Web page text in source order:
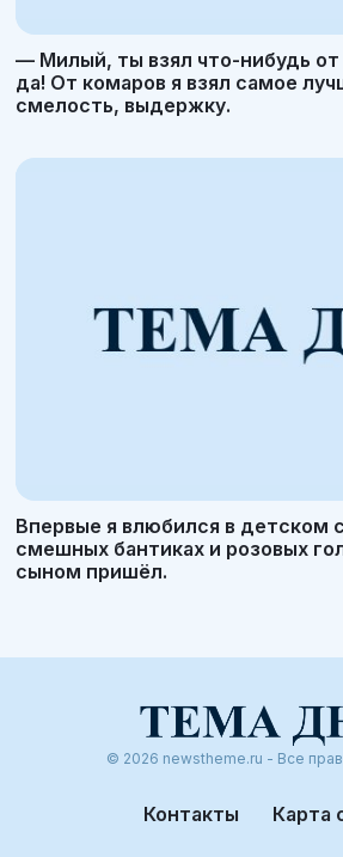
— Милый, ты взял что-нибудь
да! От комаров я взял самое
смелость, выдержку.
Впервые я влюбился в детском
смешных бантиках и розовых
сыном пришёл.
© 2026 newstheme.ru - Все
Контакты Карта